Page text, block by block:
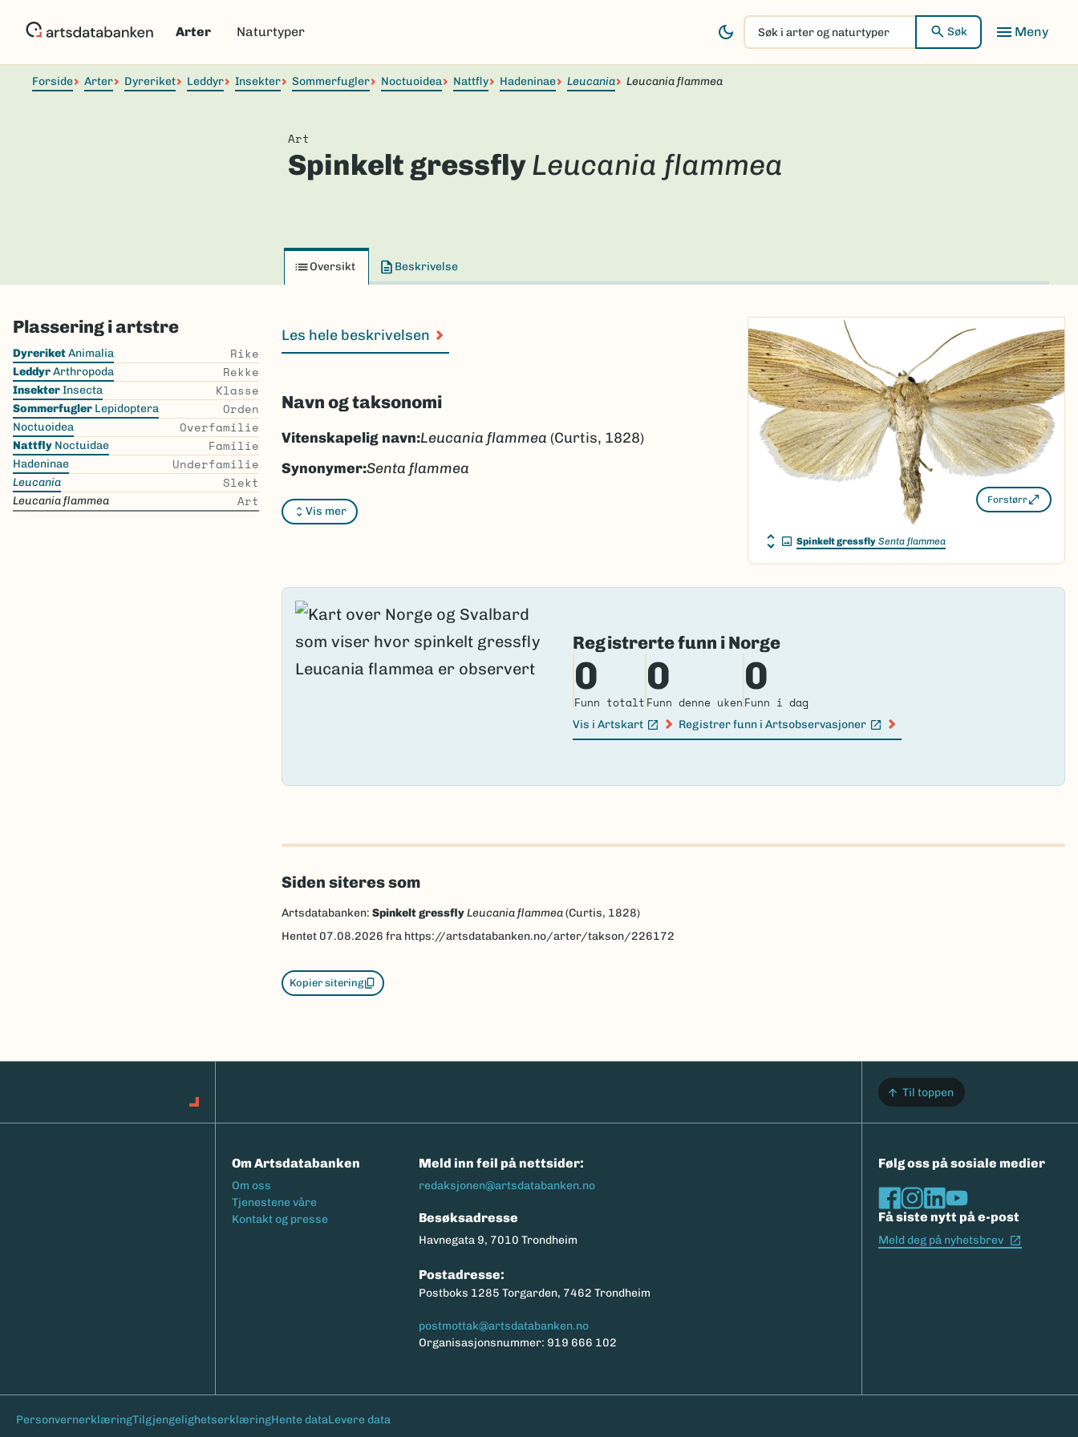
Arter Naturtyper
Søk
i
arter
Søk
Forside Arter Dyreriket Leddyr Insekter Sommerfugler Noctuoidea Nattfly Hadeninae Leucania Leucania flammea
Art
Spinkelt gressflyLeucania flammea
Oversikt Beskrivelse
Plassering i artstre
Skip
the
list
DyreriketAnimalia Rike
LeddyrArthropoda Rekke
InsekterInsecta Klasse
Sommerfugler Lepidoptera Orden
Noctuoidea Overfamilie
Nattfly Noctuidae Familie
Hadeninae Underfamilie
Leucania Slekt
Leucania flammea Art
Les hele beskrivelsen
Navn og taksonomi
Vis mer
Vitenskapelig navn:Leucania flammea (Curtis, 1828)
Synonymer:Senta flammea
Bokmål:spinkelt gressfly
Nynorsk:Ingen
Vitenskapelig navn ID:298679
Takson ID:226172
Gå til Nortaxa for flere detaljer
(Ekstern lenke)
Forstørr
Spinkelt gressfly Senta flammea
Registrerte funn i Norge
0
Funn totalt
0
Funn denne uken
0
Funn i dag
Vis i Artskart
(Ekstern lenke)
Registrer funn i Artsobservasjoner
(Ekstern lenke)
Siden siteres som
Artsdatabanken: Spinkelt gressflyLeucania flammea(Curtis, 1828)
Hentet 07.08.2026 fra https://artsdatabanken.no/arter/takson/226172
Kopier sitering
Til toppen
Om Artsdatabanken
Footermeny
Om oss
Tjenestene våre
Kontakt og presse
Meld inn feil på nettsider:
redaksjonen@artsdatabanken.no
Besøksadresse
Havnegata 9, 7010 Trondheim
Postadresse:
Postboks 1285 Torgarden, 7462 Trondheim
postmottak@artsdatabanken.no
Organisasjonsnummer: 919 666 102
Følg oss på sosiale medier
Få siste nytt på e-post
Meld deg på nyhetsbrev
Bunntekst
PersonvernerklæringTilgjengelighetserklæringHente dataLevere data